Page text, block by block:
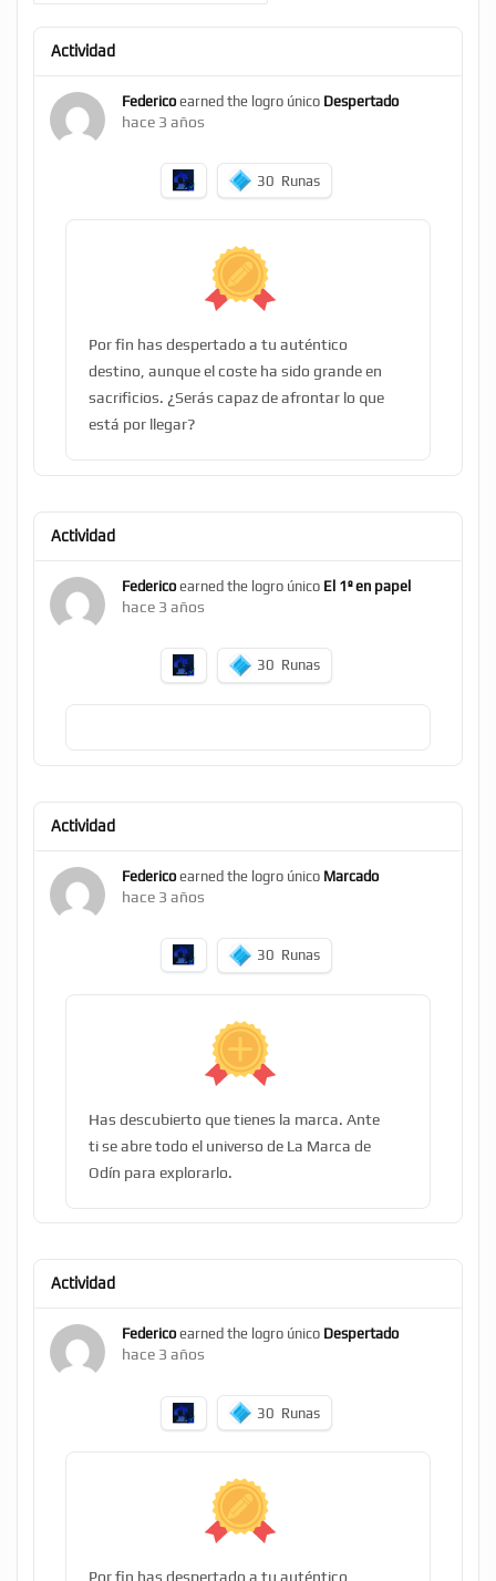
Actividad
Federicoearned the logro único Despertado
hace 3 años
30 Runas
Por fin has despertado a tu auténtico
destino, aunque el coste ha sido grande en
sacrificios. ¿Serás capaz de afrontar lo que
está por llegar?
Actividad
Federicoearned the logro único El 1º en papel
hace 3 años
30 Runas
Actividad
Federicoearned the logro único Marcado
hace 3 años
30 Runas
Has descubierto que tienes la marca. Ante
ti se abre todo el universo de La Marca de
Odín para explorarlo.
Actividad
Federicoearned the logro único Despertado
hace 3 años
30 Runas
Por fin has despertado a tu auténtico